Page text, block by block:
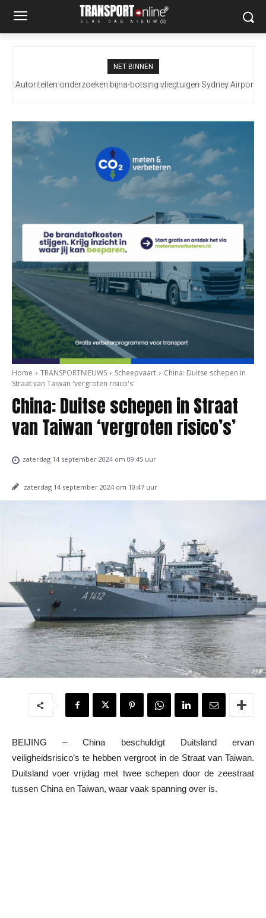
NET BINNEN
Autoriteiten onderzoeken bijna-botsing vliegtuigen Sydney Airport
Home TRANSPORTNIEUWS Scheepvaart
China: Duitse schepen in
Straat van Taiwan 'vergroten risico's'
China: Duitse schepen in Straat
van Taiwan ‘vergroten risico’s’
zaterdag 14 september 2024 om 09:45 uur
zaterdag 14 september 2024 om 10:47 uur
BEIJING – China beschuldigt Duitsland ervan
veiligheidsrisico’s te hebben vergroot in de Straat van Taiwan.
Duitsland voer vrijdag met twee schepen door de zeestraat
tussen China en Taiwan, waar vaak spanning over is.